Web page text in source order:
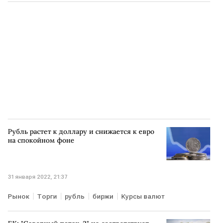
СПГ
Рубль растет к доллару и снижается к евро
на спокойном фоне
31 января 2022, 21:37
Рынок Торги рубль биржи Курсы валют